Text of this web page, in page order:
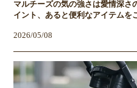
マルチーズの気の強さは愛情深さ
イント、あると便利なアイテムを
2026/05/08